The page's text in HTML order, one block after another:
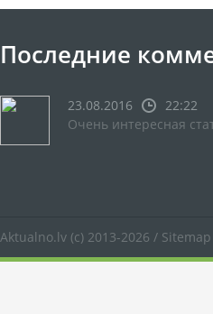
Последние
23.08.2016
22:22
Очень интересная
Aktualno.lv (c) 2013-2026 / Sitemap